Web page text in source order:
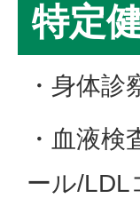
特定
・身体
・血液
ール/LDL